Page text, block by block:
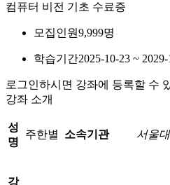
컴퓨터 비전 기초 수료증
모집인원9,999명
학습기간2025-10-23 ~ 2029-
로그인하시면 강좌에 등록할 수
강좌 소개
성
명
주한별 소속기관 서울
강